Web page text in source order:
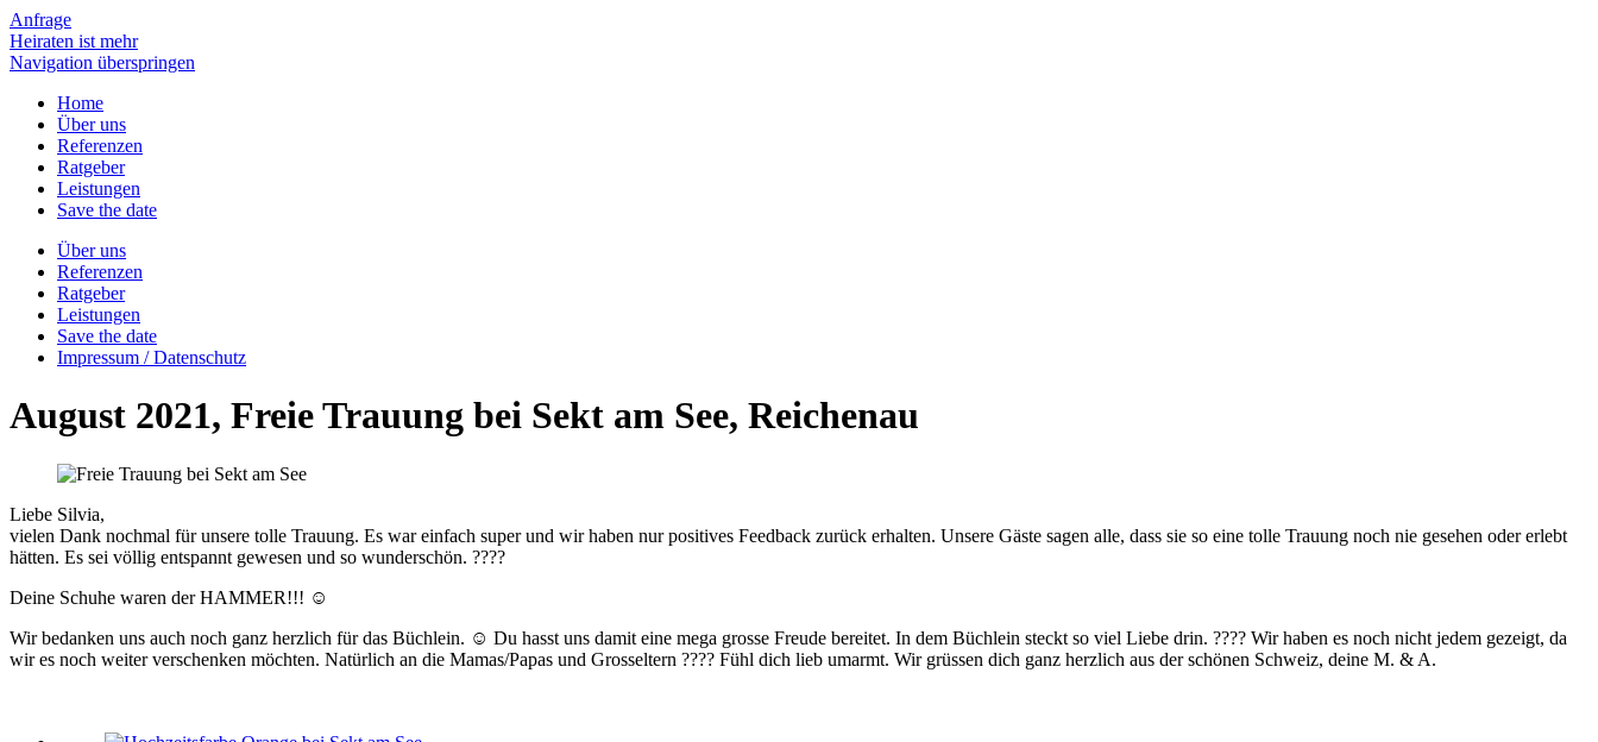
Anfrage
Heiraten ist mehr
Navigation überspringen
Home
Über uns
Referenzen
Ratgeber
Leistungen
Save the date
Über uns
Referenzen
Ratgeber
Leistungen
Save the date
Impressum / Datenschutz
August 2021, Freie Trauung bei Sekt am See, Reichenau
Liebe Silvia,
vielen Dank nochmal für unsere tolle Trauung. Es war einfach super und wir haben nur positives Feedback zurück erhalten. Unsere Gäste sagen alle, dass sie so eine tolle Trauung noch nie gesehen oder erlebt
hätten. Es sei völlig entspannt gewesen und so wunderschön. ????
Deine Schuhe waren der HAMMER!!! ☺️
Wir bedanken uns auch noch ganz herzlich für das Büchlein. ☺️ Du hasst uns damit eine mega grosse Freude bereitet. In dem Büchlein steckt so viel Liebe drin. ???? Wir haben es noch nicht jedem gezeigt, da
wir es noch weiter verschenken möchten. Natürlich an die Mamas/Papas und Grosseltern ???? Fühl dich lieb umarmt. Wir grüssen dich ganz herzlich aus der schönen Schweiz, deine M. & A.